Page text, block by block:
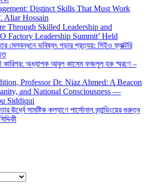
Distinct Skills That Must Work
Aliar Hossain
Through Skilled Leadership and
Factory Leadership Summit’ Held
মেলবন্ধনে ভবিষ্যৎ গড়ার প্রত্যয়: সিইও ফ্যাক্টরি
কারিগর: অধ্যাপক আবুল কাসেম ফজলুল হক স্মরণে –
Professor Dr. Niaz Ahmed: A Beacon
and National Consciousness —
Siddiqui
ঊর্ধ্বে সামষ্টিক কল্যাণে পার্সোনাল ব্র্যান্ডিংয়ের গুরুত্ব